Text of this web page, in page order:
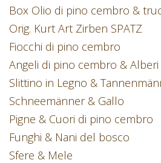
Box Olio di pino cembro &
Orig. Kurt Art Zirben SPATZ
Fiocchi di pino cembro
Angeli di pino cembro &
Slittino in Legno &
Schneemänner & Gallo
Pigne & Cuori di pino cembro
Funghi & Nani del bosco
Sfere & Mele